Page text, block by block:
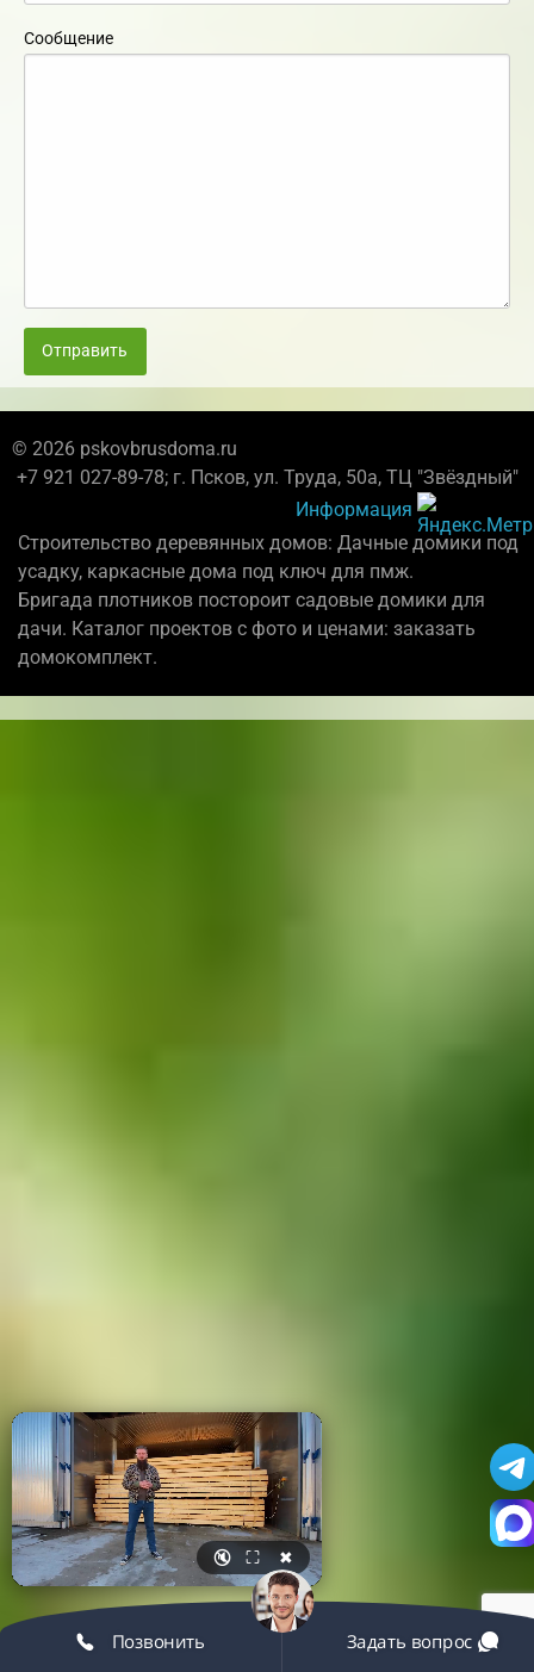
Сообщение
Отправить
© 2026 pskovbrusdoma.ru
+7 921 027-89-78; г. Псков, ул. Труда, 50а, ТЦ "Звёздный"
Информация
Строительство деревянных домов: Дачные домики под
усадку, каркасные дома под ключ для пмж.
Бригада плотников постороит садовые домики для
дачи. Каталог проектов с фото и ценами: заказать
домокомплект.
🔇 ⛶ ✖
Позвонить Задать вопрос